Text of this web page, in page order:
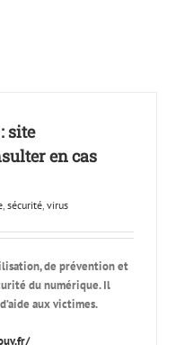
site
en cas
, sécurité, virus
de prévention et
du numérique. Il
aux victimes.